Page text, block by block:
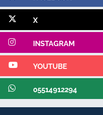
X
INSTAGRAM
YOUTUBE
05514912294